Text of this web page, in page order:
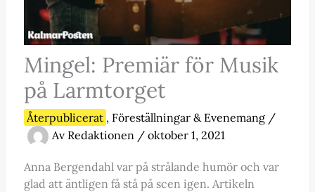
Mingel: Premiär för Musik
på Larmtorget
Återpublicerat , Föreställningar & Evenemang/
Av Redaktionen / oktober 1, 2021
Anna Bergendahl var på strålande humör och var
glad att äntligen få stå på scen igen. Artikeln